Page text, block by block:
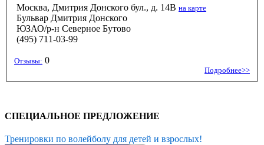
Москва, Дмитрия Донского бул., д. 14В на карте
Бульвар Дмитрия Донского
ЮЗАО/р-н Северное Бутово
(495) 711-03-99
Отзывы: 0
Подробнее>>
СПЕЦИАЛЬНОЕ ПРЕДЛОЖЕНИЕ
Тренировки по волейболу для детей и взрослых!